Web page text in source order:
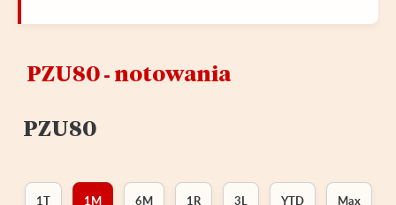
PZU80 ‑ notowania
PZU80
1T 1M 6M 1R 3L YTD Max